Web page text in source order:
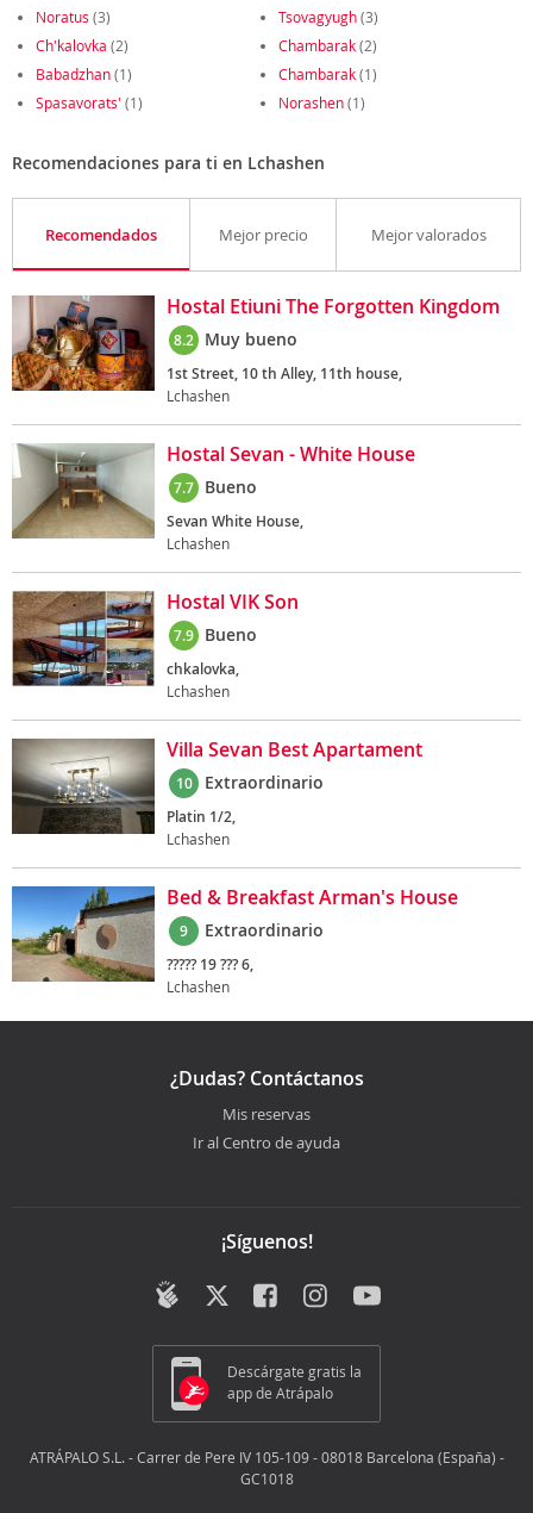
Noratus (3) Tsovagyugh(3)
Ch'kalovka (2) Chambarak(2)
Babadzhan(1) Chambarak(1)
Spasavorats' (1) Norashen(1)
Recomendaciones para ti en Lchashen
Recomendados Mejor precio Mejor valorados
Hostal Etiuni The Forgotten Kingdom
8.2 Muy bueno
1st Street, 10 th Alley, 11th house,
Lchashen
Hostal Sevan - White House
7.7 Bueno
Sevan White House,
Lchashen
Hostal VIK Son
7.9 Bueno
chkalovka,
Lchashen
Villa Sevan Best Apartament
10 Extraordinario
Platin 1/2,
Lchashen
Bed & Breakfast Arman's House
9 Extraordinario
????? 19 ??? 6,
Lchashen
¿Dudas? Contáctanos
Mis reservas
Ir al Centro de ayuda
¡Síguenos!
Descárgate gratis la
app de Atrápalo
ATRÁPALO S.L. - Carrer de Pere IV 105-109 - 08018 Barcelona (España) -
GC1018